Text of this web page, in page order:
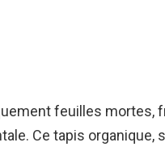
feuilles mortes,
Ce tapis organique,